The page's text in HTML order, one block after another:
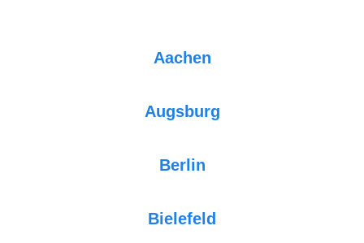
Aachen
Augsburg
Berlin
Bielefeld